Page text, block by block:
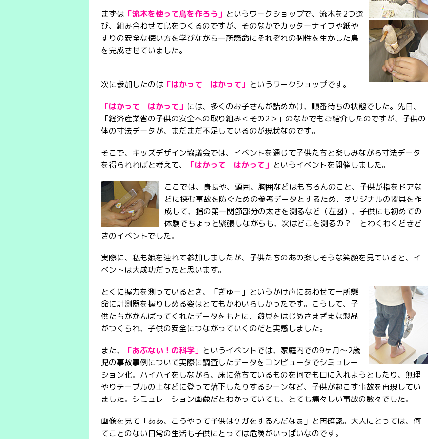
まずは 「流木を使って鳥を作ろう」 というワークショップで、流木を2つ選
び、組み合わせて鳥をつくるのですが、そのなかでカッターナイフや紙や
すりの安全な使い方を学びながら一所懸命にそれぞれの個性を生かした鳥
を完成させていました。
次に参加したのは 「はかって はかって」 というワークショップです。
「はかって はかって」 には、多くのお子さんが詰めかけ、順番待ちの状態でした。先日、
「経済産業省の子供の安全への取り組み＜その2＞ 」のなかでもご紹介したのですが、子供の
体の寸法データが、まだまだ不足しているのが現状なのです。
そこで、キッズデザイン協議会では、イベントを通じて子供たちと楽しみながら寸法データ
を得られればと考えて、
「はかって はかって」 というイベントを開催しました。
ここでは、身長や、頭囲、胸囲などはもちろんのこと、子供が指をドアな
どに挟む事故を防ぐための参考データとするため、オリジナルの器具を作
成して、指の第一関節部分の太さを測るなど（左図）、子供にも初めての
体験でちょっと緊張しながらも、次はどこを測るの？ とわくわくどきど
きのイベントでした。
実際に、私も娘を連れて参加しましたが、子供たちのあの楽しそうな笑顔を見ていると、イ
ベントは大成功だったと思います。
とくに握力を測っているとき、「ぎゅー」というかけ声にあわせて一所懸
命に計測器を握りしめる姿はとてもかわいらしかったです。こうして、子
供たちががんばってくれたデータをもとに、遊具をはじめさまざまな製品
がつくられ、子供の安全につながっていくのだと実感しました。
また、 「あぶない！の科学」 というイベントでは、家庭内での9ヶ月～2歳
児の事故事例について実際に調査したデータをコンピュータでシミュレー
ション化。ハイハイをしながら、床に落ちているものを何でも口に入れようとしたり、無理
やりテーブルの上などに登って落下したりするシーンなど、子供が起こす事故を再現してい
ました。シミュレーション画像だとわかっていても、とても痛々しい事故の数々でした。
画像を見て「ああ、こうやって子供はケガをするんだなぁ」と再確認。大人にとっては、何
てことのない日常の生活も子供にとっては危険がいっぱいなのです。